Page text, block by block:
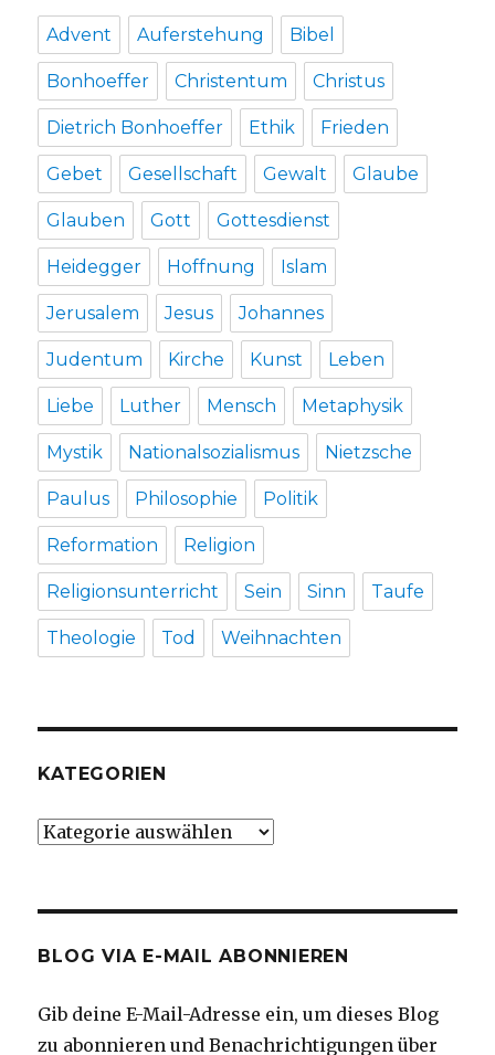
Advent Auferstehung Bibel
Bonhoeffer Christentum Christus
Dietrich Bonhoeffer Ethik Frieden
Gebet Gesellschaft Gewalt Glaube
Glauben Gott Gottesdienst
Heidegger Hoffnung Islam
Jerusalem Jesus Johannes
Judentum Kirche Kunst Leben
Liebe Luther Mensch Metaphysik
Mystik Nationalsozialismus Nietzsche
Paulus Philosophie Politik
Reformation Religion
Religionsunterricht Sein Sinn Taufe
Theologie Tod Weihnachten
KATEGORIEN
Kategorien
BLOG VIA E-MAIL ABONNIEREN
Gib deine E-Mail-Adresse ein, um dieses Blog
zu abonnieren und Benachrichtigungen über